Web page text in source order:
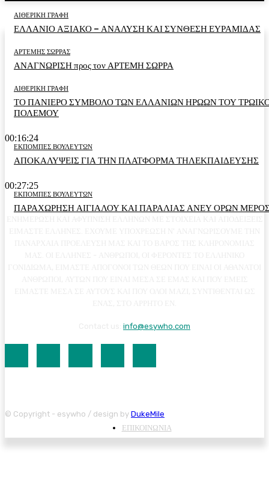
ΑΙΘΕΡΙΚΗ ΓΡΑΦΗ
ΕΛΛΑΝΙΟ ΑΞΙΑΚΟ – ΑΝΑΛΥΣΗ ΚΑΙ ΣΥΝΘΕΣΗ ΕΥΡΑΜΙΔΑΣ
ΑΡΤΕΜΗΣ ΣΩΡΡΑΣ
ΑΝΑΓΝΩΡΙΣΗ προς τον ΑΡΤΕΜΗ ΣΩΡΡΑ
ΑΙΘΕΡΙΚΗ ΓΡΑΦΗ
ΤΟ ΠΑΝΙΕΡΟ ΣΥΜΒΟΛΟ ΤΩΝ ΕΛΛΑΝΙΩΝ ΗΡΩΩΝ ΤΟΥ
ΠΟΛΕΜΟΥ
00:16:24
ΕΚΠΟΜΠΕΣ ΒΟΥΛΕΥΤΩΝ
ΑΠΟΚΑΛΥΨΕΙΣ ΓΙΑ ΤΗΝ ΠΛΑΤΦΟΡΜΑ ΤΗΛΕΚΠΑΙΔΕΥΣΗΣ
00:27:25
ΕΚΠΟΜΠΕΣ ΒΟΥΛΕΥΤΩΝ
ΠΑΡΑΧΩΡΗΣΗ ΑΙΓΙΑΛΟΥ ΚΑΙ ΠΑΡΑΛΙΑΣ ΑΝΕΥ ΟΡΩΝ ΜΕΡΟΣ
info@esywho.com
© Copyright - esywho / design by DukeMile
ΕΠΙΚΟΙΝΩΝΙΑ